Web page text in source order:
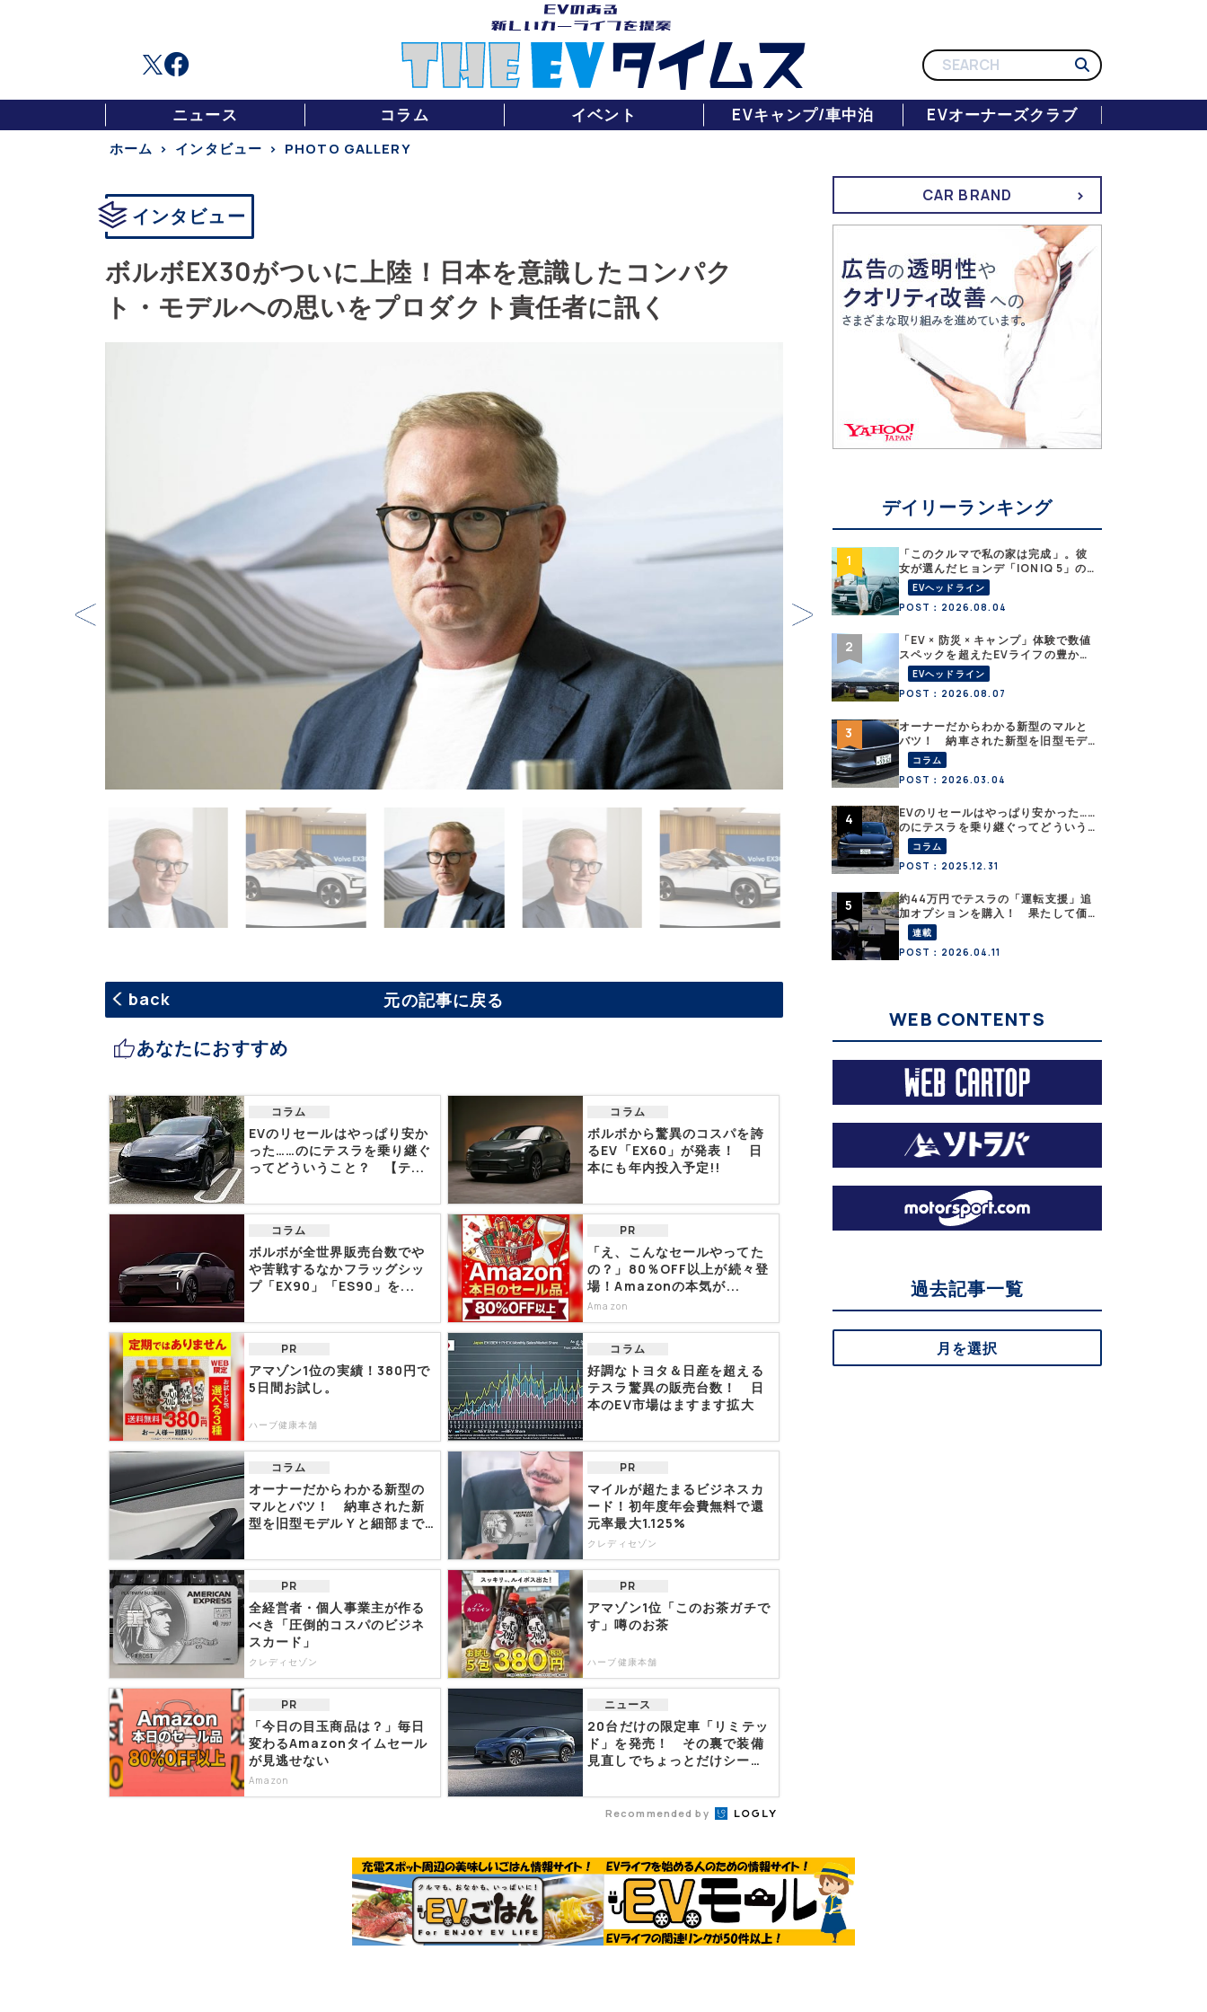
ニュース コラム イベント EVキャンプ/車中泊 EVオーナーズクラブ
ホーム インタビュー PHOTO GALLERY
インタビュー
ボルボEX30がついに上陸！日本を意識したコンパク
ト・モデルへの思いをプロダクト責任者に訊く
back 元の記事に戻る
あなたにおすすめ
コラム
EVのリセールはやっぱり安か
った……のにテスラを乗り継ぐ
ってどういうこと？ 【テ...
コラム
ボルボから驚異のコスパを誇
るEV「EX60」が発表！ 日
本にも年内投入予定!!
コラム
ボルボが全世界販売台数でや
や苦戦するなかフラッグシッ
プ「EX90」「ES90」を...
PR
「え、こんなセールやってた
の？」80％OFF以上が続々登
場！Amazonの本気が...
Amazon
PR
アマゾン1位の実績！380円で
5日間お試し。
ハーブ健康本舗
コラム
好調なトヨタ＆日産を超える
テスラ驚異の販売台数！ 日
本のEV市場はますます拡大
コラム
オーナーだからわかる新型の
マルとバツ！ 納車された新
型を旧型モデルＹと細部まで
PR
マイルが超たまるビジネスカ
ード！初年度年会費無料で還
元率最大1.125%
クレディセゾン
PR
全経営者・個人事業主が作る
べき「圧倒的コスパのビジネ
スカード」
クレディセゾン
PR
アマゾン1位「このお茶ガチで
す」噂のお茶
ハーブ健康本舗
PR
「今日の目玉商品は？」毎日
変わるAmazonタイムセール
が見逃せない
Amazon
ニュース
20台だけの限定車「リミテッ
ド」を発売！ その裏で装備
見直しでちょっとだけシー
Recommended by
CAR BRAND
デイリーランキング
「このクルマで私の家は完成」。彼
女が選んだヒョンデ「IONIQ 5」の
「エネルギーハック」な生活【なな
みんEVレポート その１】
EVヘッドライン
POST：2026.08.04
「EV × 防災 × キャンプ」体験で数値
スペックを超えたEVライフの豊かさ
を実感【 EV SUMMER CAMP 2026
】
EVヘッドライン
POST：2026.08.07
オーナーだからわかる新型のマルと
バツ！ 納車された新型を旧型モデ
ルＹと細部まで比べてみた【テスラ
沼にはまった大学教授のEV生活・そ
の６】
コラム
POST：2026.03.04
EVのリセールはやっぱり安かった……
のにテスラを乗り継ぐってどういう
こと？ 【テスラ沼にはまった大学
教授のEV生活・その１】
コラム
POST：2025.12.31
約44万円でテスラの「運転支援」追
加オプションを購入！ 果たして価
格以上の効果はあったのか？【テス
ラ沼にはまった大学教授のEV生活・
その10】
連載
POST：2026.04.11
WEB CONTENTS
過去記事一覧
月を選択